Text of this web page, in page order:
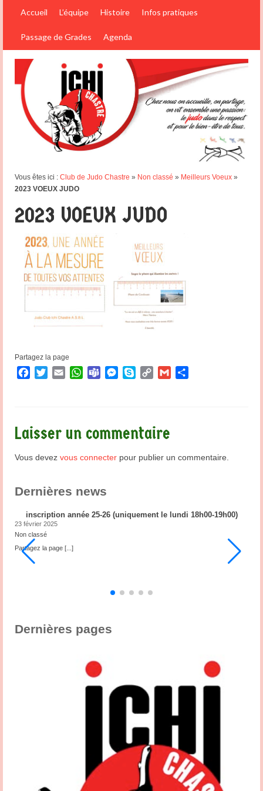
Accueil L’équipe Histoire Infos pratiques
Passage de Grades Agenda
Vous êtes ici : Club de Judo Chastre » Non classé » Meilleurs Voeux »
2023 VOEUX JUDO
2023 VOEUX JUDO
Partagez la page
Facebook
TwitterEmailWhatsApp
TeamsMessenger
SkypeCopy Gmail
Laisser un commentaire
Vous devez vous connecter pour publier un commentaire.
Dernières news
inscription année 25-26 (uniquement le lundi 18h00-19h00)
23 février 2025
Non classé
Partagez la page [...]
Dernières pages